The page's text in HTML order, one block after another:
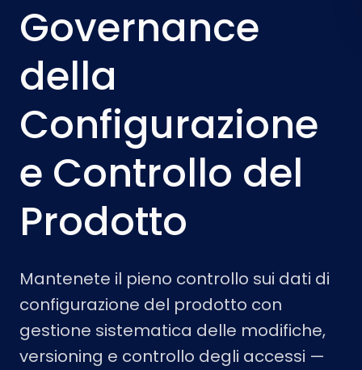
Governance
della
Configurazione
e Controllo del
Prodotto
Mantenete il pieno controllo sui dati di
configurazione del prodotto con
gestione sistematica delle modifiche,
versioning e controllo degli accessi —